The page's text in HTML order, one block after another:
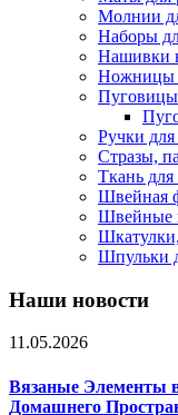
Молнии
Наборы
Нашивки
Ножницы
Пуговицы
Ручки
Стразы,
Ткань для
Швейная
Швейные
Шпульки
Наши новости
11.05.2026
Вязаные Элементы
Домашнего